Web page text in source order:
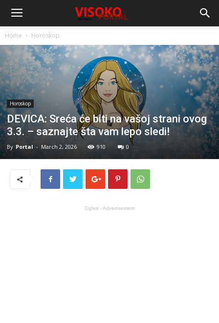
Home Horoskop
Horoskop
DEVICA: Sreća će biti na vašoj strani ovog
3.3. – saznajte šta vam lepo sledi!
By Portal - March 2, 2026 910 0
Oglasi - Advertisement